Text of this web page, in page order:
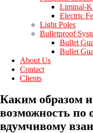
Liminal-K
Electric
Light Poles
Bulletproof
Bullet
Bullet
About Us
Contact
Clients
Каким образом
возможность по
вдумчивому